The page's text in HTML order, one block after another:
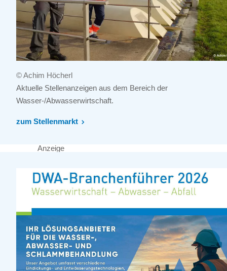
© Achim Höcherl
Aktuelle Stellenanzeigen aus dem Bereich der
Wasser-/Abwasserwirtschaft.
zum Stellenmarkt
Anzeige